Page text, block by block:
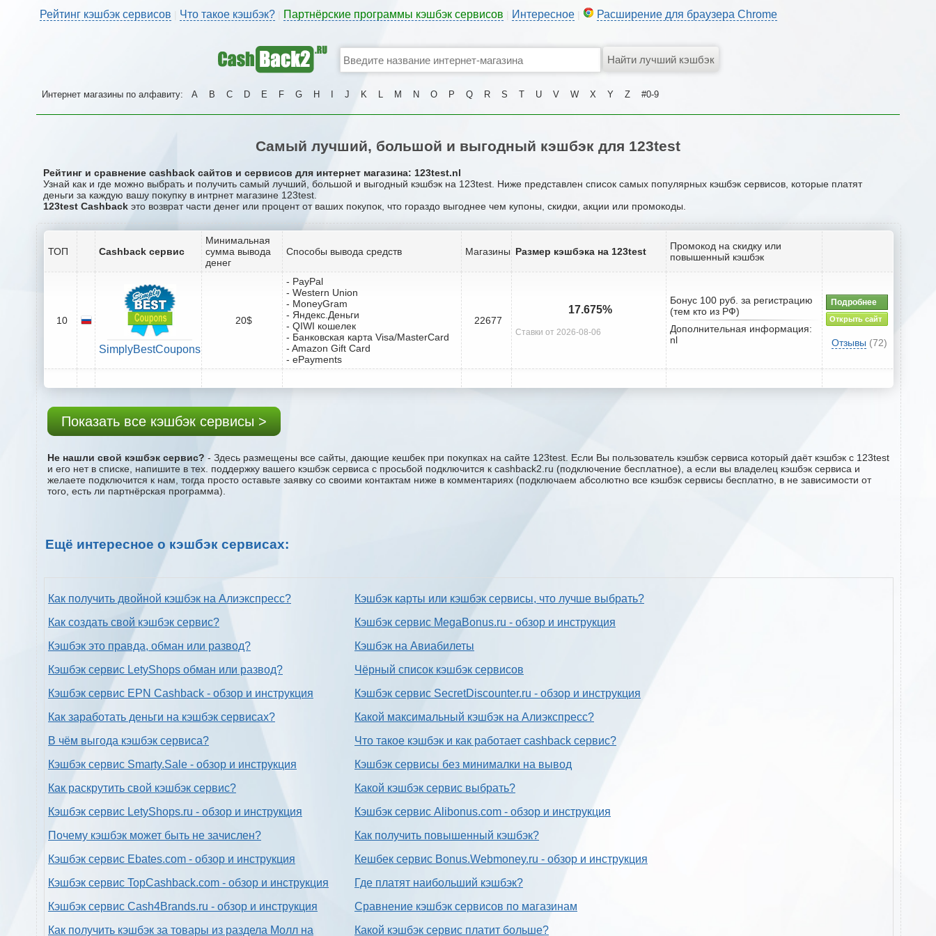
Рейтинг кэшбэк сервисов Что такое кэшбэк? Партнёрские программы кэшбэк сервисов Интересное Расширение для браузера Chrome
Интернет магазины по алфавиту: A B C D E F G H J K L M N O P Q R S T U V W X Y Z #0-9
Самый лучший, большой и выгодный кэшбэк для 123test
Рейтинг и сравнение cashback сайтов и сервисов для интернет магазина: 123test.nl
Узнай как и где можно выбрать и получить самый лучший, большой и выгодный кэшбэк на 123test. Ниже представлен список самых популярных кэшбэк сервисов, которые платят
деньги за каждую вашу покупку в интрнет магазине 123test.
123test Cashback это возврат части денег или процент от ваших покупок, что гораздо выгоднее чем купоны, скидки, акции или промокоды.
ТОП Cashback сервис
Минимальная
сумма вывода
денег
Способы вывода средств Магазины Размер кэшбэка на 123test
Промокод на скидку или
повышенный кэшбэк
10
SimplyBestCoupons
20$
- PayPal
- Western Union
- MoneyGram
- Яндекс.Деньги
- QIWI кошелек
- Банковская карта Visa/MasterCard
- Amazon Gift Card
- ePayments
22677
17.675%
Ставки от 2026-08-06
Бонус 100 руб. за регистрацию
(тем кто из РФ)
Дополнительная информация:
nl
Подробнее
Открыть сайт
Отзывы (72)
Показать все кэшбэк сервисы >
Не нашли свой кэшбэк сервис? - Здесь размещены все сайты, дающие кешбек при покупках на сайте 123test. Если Вы пользователь кэшбэк сервиса который даёт кэшбэк с 123test
и его нет в списке, напишите в тех. поддержку вашего кэшбэк сервиса с проcьбой подключится к cashback2.ru (подключение бесплатное), а если вы владелец кэшбэк сервиса и
желаете подключится к нам, тогда просто оставьте заявку со своими контактам ниже в комментариях (подключаем абсолютно все кэшбэк сервисы бесплатно, в не зависимости от
того, есть ли партнёрская программа).
Ещё интересное о кэшбэк сервисах:
Как получить двойной кэшбэк на Алиэкспресс?
Как создать свой кэшбэк сервис?
Кэшбэк это правда, обман или развод?
Кэшбэк сервис LetyShops обман или развод?
Кэшбэк сервис EPN Cashback - обзор и инструкция
Как заработать деньги на кэшбэк сервисах?
В чём выгода кэшбэк сервиса?
Кэшбэк сервис Smarty.Sale - обзор и инструкция
Как раскрутить свой кэшбэк сервис?
Кэшбэк сервис LetyShops.ru - обзор и инструкция
Почему кэшбэк может быть не зачислен?
Кэшбэк сервис Ebates.com - обзор и инструкция
Кэшбэк сервис TopCashback.com - обзор и инструкция
Кэшбэк сервис Cash4Brands.ru - обзор и инструкция
Как получить кэшбэк за товары из раздела Молл на
Кэшбэк карты или кэшбэк сервисы, что лучше выбрать?
Кэшбэк сервис MegaBonus.ru - обзор и инструкция
Кэшбэк на Авиабилеты
Чёрный список кэшбэк сервисов
Кэшбэк сервис SecretDiscounter.ru - обзор и инструкция
Какой максимальный кэшбэк на Алиэкспресс?
Что такое кэшбэк и как работает cashback сервис?
Кэшбэк сервисы без минималки на вывод
Какой кэшбэк сервис выбрать?
Кэшбэк сервис Alibonus.com - обзор и инструкция
Как получить повышенный кэшбэк?
Кешбек сервис Bonus.Webmoney.ru - обзор и инструкция
Где платят наибольший кэшбэк?
Сравнение кэшбэк сервисов по магазинам
Какой кэшбэк сервис платит больше?